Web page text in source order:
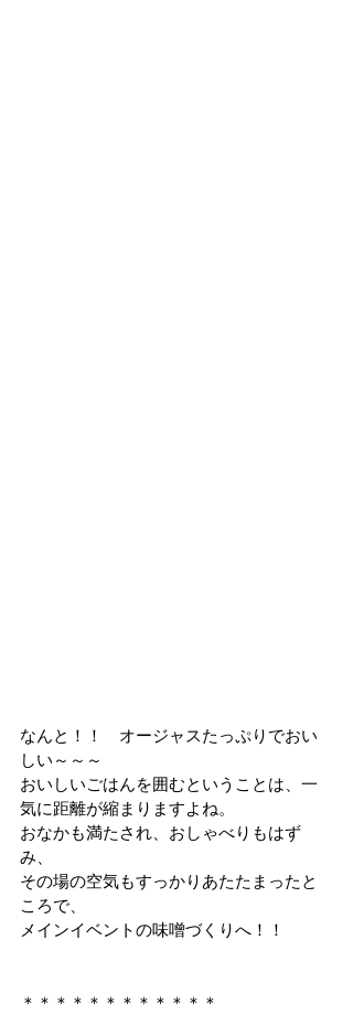
なんと！！　オージャスたっぷりでおい
しい～～～
おいしいごはんを囲むということは、一
気に距離が縮まりますよね。
おなかも満たされ、おしゃべりもはず
み、
その場の空気もすっかりあたたまったと
ころで、
メインイベントの味噌づくりへ！！
＊＊＊＊＊＊＊＊＊＊＊＊